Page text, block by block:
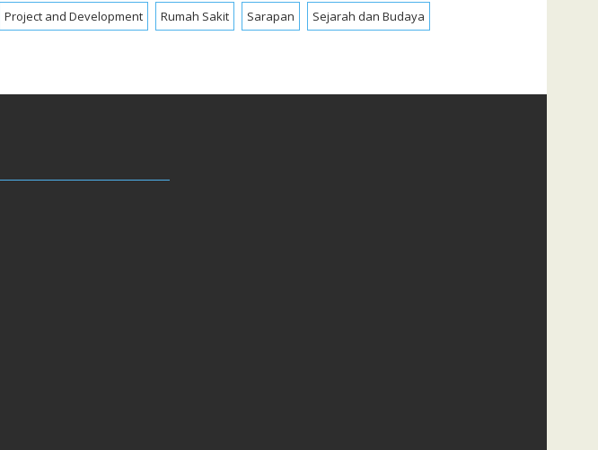
Project and Development Rumah Sakit Sarapan Sejarah dan Budaya